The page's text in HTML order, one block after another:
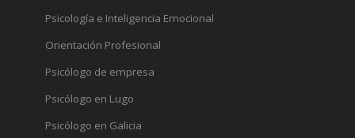
Psicología e Inteligencia Emocional
Orientación Profesional
Psicólogo de empresa
Psicólogo en Lugo
Psicólogo en Galicia